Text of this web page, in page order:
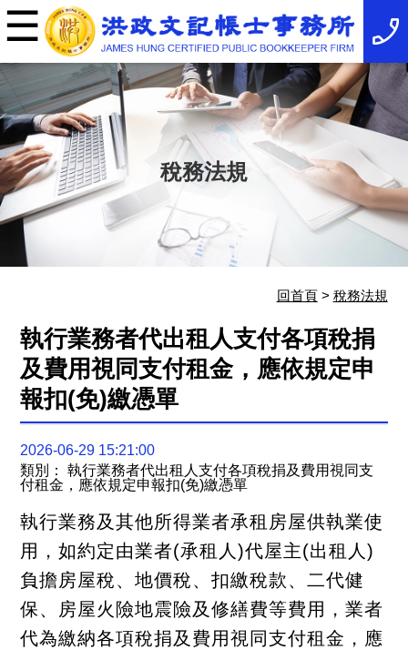
☰
×
務
所
簡
介
最
新
消
息
稅
務
法
服
稅務法規
回首頁> 稅務法規
執行業務者代出租人支付各項稅捐
及費用視同支付租金，應依規定申
報扣(免)繳憑單
2026-06-29 15:21:00
類別： 執行業務者代出租人支付各項稅捐及費用視同支
付租金，應依規定申報扣(免)繳憑單
執行業務及其他所得業者承租房屋供執業使
用，如約定由業者(承租人)代屋主(出租人)
負擔房屋稅、地價稅、扣繳稅款、二代健
保、房屋火險地震險及修繕費等費用，業者
代為繳納各項稅捐及費用視同支付租金，應